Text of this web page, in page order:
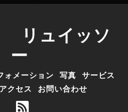
リュイッソ
ー
ォメーション 写真 サービス
アクセス お問い合わせ